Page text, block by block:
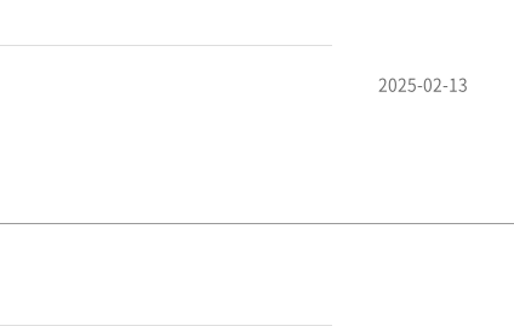
2025-02-13